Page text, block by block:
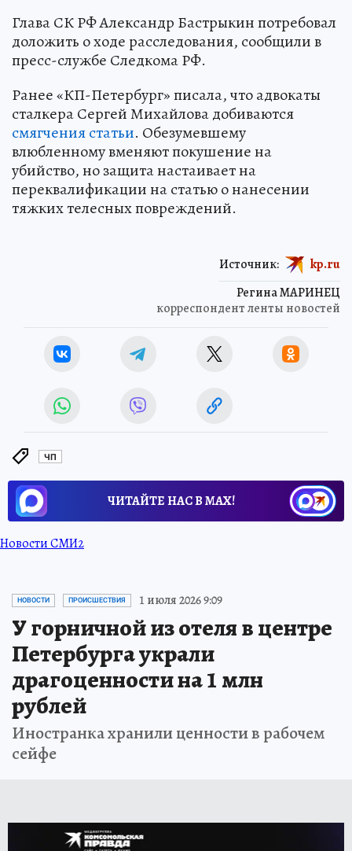
Глава СК РФ Александр Бастрыкин потребовал
доложить о ходе расследования, сообщили в
пресс-службе Следкома РФ.
Ранее «КП-Петербург» писала, что адвокаты
сталкера Сергей Михайлова добиваются
смягчения статьи. Обезумевшему
влюбленному вменяют покушение на
убийство, но защита настаивает на
переквалификации на статью о нанесении
тяжких телесных повреждений.
Регина МАРИНЕЦ
корреспондент ленты новостей
Источник: kp.ru
ЧП
ЧИТАЙТЕ НАС В МАХ!
Новости СМИ2
НОВОСТИ ПРОИСШЕСТВИЯ 1 июля 2026 9:09
У горничной из отеля в центре
Петербурга украли
драгоценности на 1 млн
рублей
Иностранка хранили ценности в рабочем
сейфе